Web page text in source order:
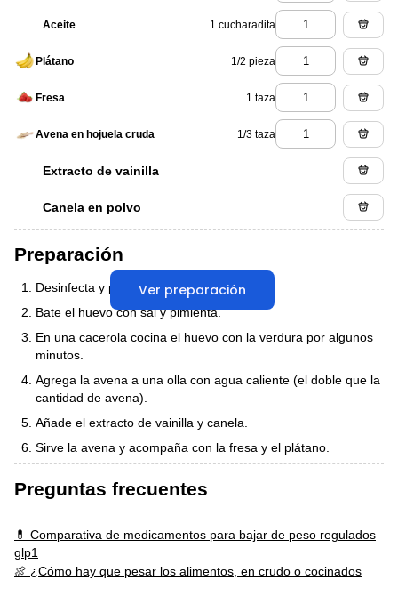
Aceite 1 cucharadita
Plátano 1/2 pieza
Fresa 1 taza
Avena en hojuela cruda 1/3 taza
Extracto de vainilla
Canela en polvo
Ver preparación
Preparación
Desinfecta y pica las espinacas y jitomate.
Bate el huevo con sal y pimienta.
En una cacerola cocina el huevo con la verdura por algunos
minutos.
Agrega la avena a una olla con agua caliente (el doble que la
cantidad de avena).
Añade el extracto de vainilla y canela.
Sirve la avena y acompaña con la fresa y el plátano.
Preguntas frecuentes
💊 Comparativa de medicamentos para bajar de peso regulados
glp1
🍖 ¿Cómo hay que pesar los alimentos, en crudo o cocinados